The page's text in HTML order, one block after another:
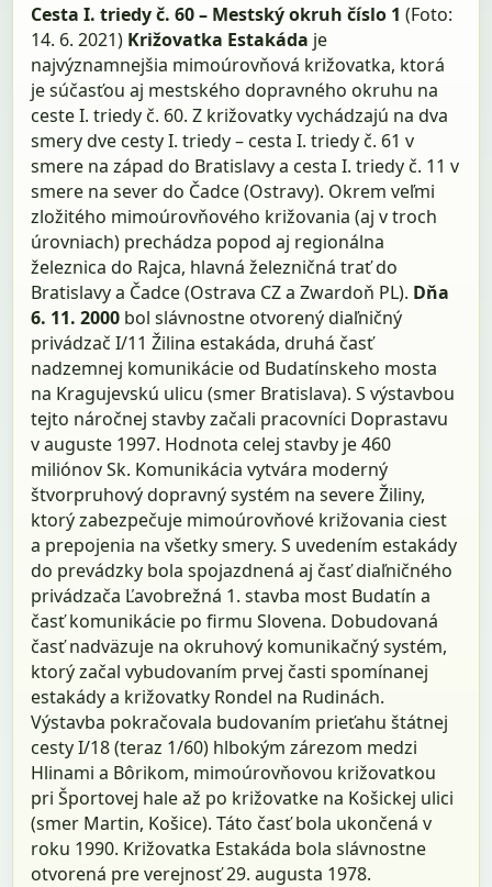
Cesta I. triedy č. 60 – Mestský okruh číslo 1 (Foto:
14. 6. 2021) Križovatka Estakáda je
najvýznamnejšia mimoúrovňová križovatka, ktorá
je súčasťou aj mestského dopravného okruhu na
ceste I. triedy č. 60. Z križovatky vychádzajú na dva
smery dve cesty I. triedy – cesta I. triedy č. 61 v
smere na západ do Bratislavy a cesta I. triedy č. 11 v
smere na sever do Čadce (Ostravy). Okrem veľmi
zložitého mimoúrovňového križovania (aj v troch
úrovniach) prechádza popod aj regionálna
železnica do Rajca, hlavná železničná trať do
Bratislavy a Čadce (Ostrava CZ a Zwardoň PL). Dňa
6. 11. 2000 bol slávnostne otvorený diaľničný
privádzač I/11 Žilina estakáda, druhá časť
nadzemnej komunikácie od Budatínskeho mosta
na Kragujevskú ulicu (smer Bratislava). S výstavbou
tejto náročnej stavby začali pracovníci Doprastavu
v auguste 1997. Hodnota celej stavby je 460
miliónov Sk. Komunikácia vytvára moderný
štvorpruhový dopravný systém na severe Žiliny,
ktorý zabezpečuje mimoúrovňové križovania ciest
a prepojenia na všetky smery. S uvedením estakády
do prevádzky bola spojazdnená aj časť diaľničného
privádzača Ľavobrežná 1. stavba most Budatín a
časť komunikácie po firmu Slovena. Dobudovaná
časť nadväzuje na okruhový komunikačný systém,
ktorý začal vybudovaním prvej časti spomínanej
estakády a križovatky Rondel na Rudinách.
Výstavba pokračovala budovaním prieťahu štátnej
cesty I/18 (teraz 1/60) hlbokým zárezom medzi
Hlinami a Bôrikom, mimoúrovňovou križovatkou
pri Športovej hale až po križovatke na Košickej ulici
(smer Martin, Košice). Táto časť bola ukončená v
roku 1990. Križovatka Estakáda bola slávnostne
otvorená pre verejnosť 29. augusta 1978.